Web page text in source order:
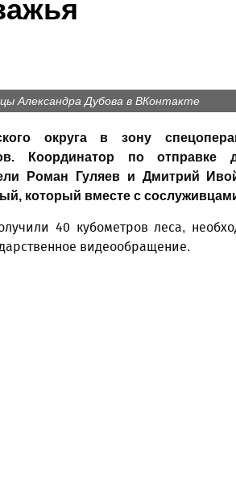
Александра Дубова в ВКонтакте
округа в зону
Координатор по
Роман Гуляев и Дмитрий
который вместе с
40 кубометров леса,
видеообращение.